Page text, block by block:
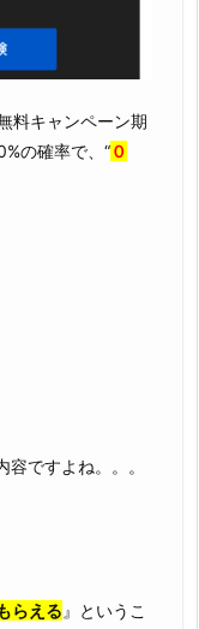
料キャンペーン期
の確率で、“０
ですよね。。。
らえる 』というこ